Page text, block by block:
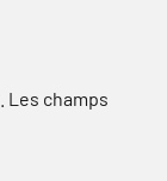
Les champs